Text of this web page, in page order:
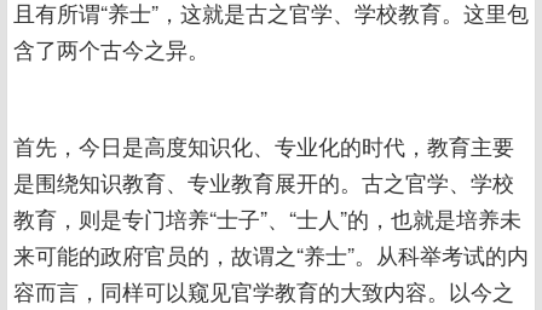
且有所谓“养士”，这就是古之官学、学校教育。这里包
含了两个古今之异。
首先，今日是高度知识化、专业化的时代，教育主要
是围绕知识教育、专业教育展开的。古之官学、学校
教育，则是专门培养“士子”、“士人”的，也就是培养未
来可能的政府官员的，故谓之“养士”。从科举考试的内
容而言，同样可以窥见官学教育的大致内容。以今之